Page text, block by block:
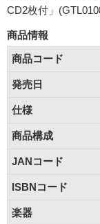
CD2枚付」
商品情報
商品コード
発売日
仕様
商品構成
JANコード
ISBNコード
楽器